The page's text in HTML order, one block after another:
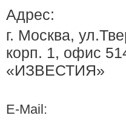
Адрес:
г. Москва,
корп. 1, офис
«ИЗВЕСТИЯ»
E-Mail: